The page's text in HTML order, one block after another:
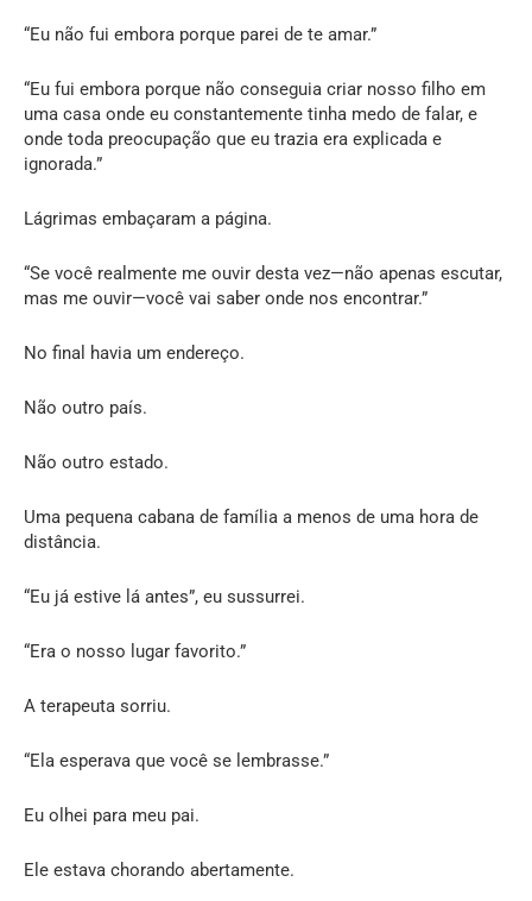
“Eu não fui embora porque parei de te amar.”
“Eu fui embora porque não conseguia criar nosso filho em
uma casa onde eu constantemente tinha medo de falar, e
onde toda preocupação que eu trazia era explicada e
ignorada.”
Lágrimas embaçaram a página.
“Se você realmente me ouvir desta vez—não apenas escutar,
mas me ouvir—você vai saber onde nos encontrar.”
No final havia um endereço.
Não outro país.
Não outro estado.
Uma pequena cabana de família a menos de uma hora de
distância.
“Eu já estive lá antes”, eu sussurrei.
“Era o nosso lugar favorito.”
A terapeuta sorriu.
“Ela esperava que você se lembrasse.”
Eu olhei para meu pai.
Ele estava chorando abertamente.